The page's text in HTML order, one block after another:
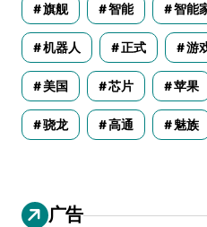
旗舰 智能 智能
机器人 正式 游
美国 芯片 苹果
骁龙 高通 魅族
广告